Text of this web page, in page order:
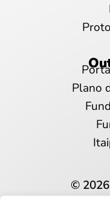
Plano
©